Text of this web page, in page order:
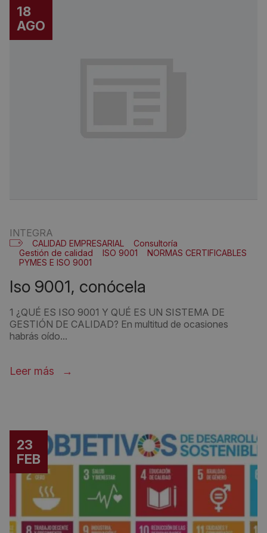
18
AGO
INTEGRA
CALIDAD EMPRESARIAL
Consultoría
Gestión de calidad
ISO 9001
NORMAS CERTIFICABLES
PYMES E ISO 9001
iso 9001, conócela
1 ¿QUÉ ES ISO 9001 Y QUÉ ES UN SISTEMA DE
GESTIÓN DE CALIDAD? En multitud de ocasiones
habrás oído...
Leer más
23
FEB